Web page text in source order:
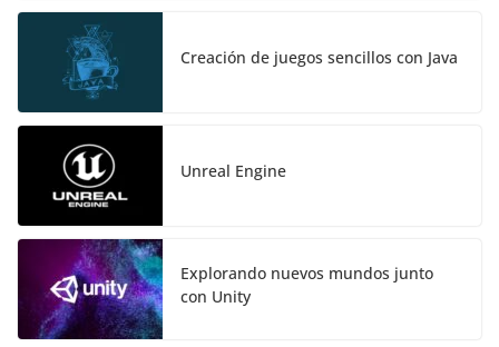
Creación de juegos sencillos con Java
Unreal Engine
Explorando nuevos mundos junto
con Unity